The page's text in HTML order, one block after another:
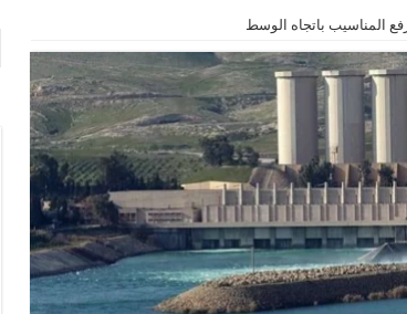
المناسيب باتجاه الوسط